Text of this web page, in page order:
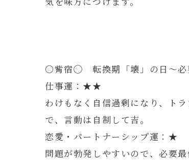
〇觜宿◯ 転換期「壊」の日～必
仕事運：★★
わけもなく自信過剰になり、ト
で、言動は自制して吉。
恋愛・パートナーシップ運：★
問題が勃発しやすいので、必要